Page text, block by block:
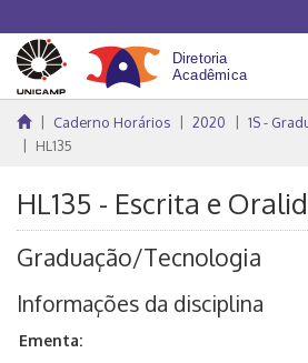
Caderno Horários 2020 1S -
HL135
HL135 - Escrita e
Graduação/Tecnologia
Informações da disciplina
Ementa: